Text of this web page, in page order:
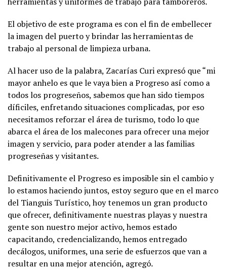
El objetivo de este programa es con el fin de embellecer
la imagen del puerto y brindar las herramientas de
trabajo al personal de limpieza urbana.
Al hacer uso de la palabra, Zacarías Curi expresó que “mi
mayor anhelo es que le vaya bien a Progreso así como a
todos los progreseños, sabemos que han sido tiempos
díficiles, enfretando situaciones complicadas, por eso
necesitamos reforzar el área de turismo, todo lo que
abarca el área de los malecones para ofrecer una mejor
imagen y servicio, para poder atender a las familias
progreseñas y visitantes.
Definitivamente el Progreso es imposible sin el cambio y
lo estamos haciendo juntos, estoy seguro que en el marco
del Tianguis Turístico, hoy tenemos un gran producto
que ofrecer, definitivamente nuestras playas y nuestra
gente son nuestro mejor activo, hemos estado
capacitando, credencializando, hemos entregado
decálogos, uniformes, una serie de esfuerzos que van a
resultar en una mejor atención, agregó.